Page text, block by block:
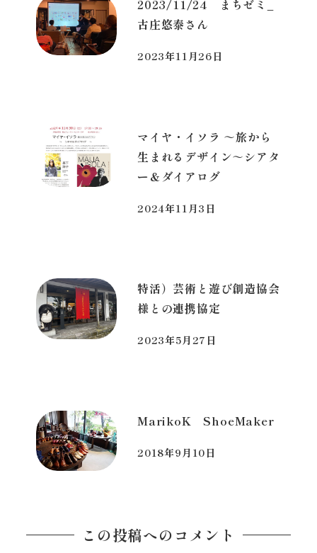
2023/11/24 まちゼミ_
古庄悠泰さん
投稿日
2023年11月26日
マイヤ・イソラ ～旅から
生まれるデザイン～シアタ
ー＆ダイアログ
投稿日
2024年11月3日
特活）芸術と遊び創造協会
様との連携協定
投稿日
2023年5月27日
MarikoK ShoeMaker
投稿日
2018年9月10日
この投稿へのコメント